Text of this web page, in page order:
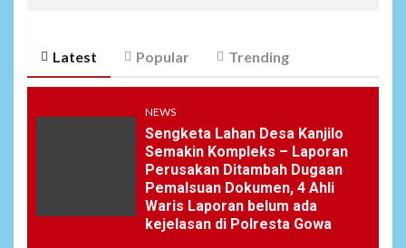
Latest Popular Trending
NEWS
Sengketa Lahan Desa Kanjilo
Semakin Kompleks – Laporan
Perusakan Ditambah Dugaan
Pemalsuan Dokumen, 4 Ahli
Waris Laporan belum ada
kejelasan di Polresta Gowa